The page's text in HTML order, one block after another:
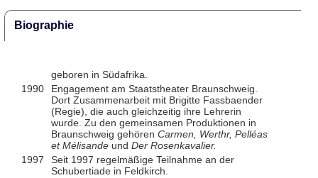
Biographie
geboren in Südafrika.
1990
Engagement am Staatstheater Braunschweig.
Dort Zusammenarbeit mit Brigitte Fassbaender
(Regie), die auch gleichzeitig ihre Lehrerin
wurde. Zu den gemeinsamen Produktionen in
Braunschweig gehören Carmen, Werthr, Pelléas
et Mélisandeund Der Rosenkavalier.
1997
Seit 1997 regelmäßige Teilnahme an der
Schubertiade in Feldkirch.